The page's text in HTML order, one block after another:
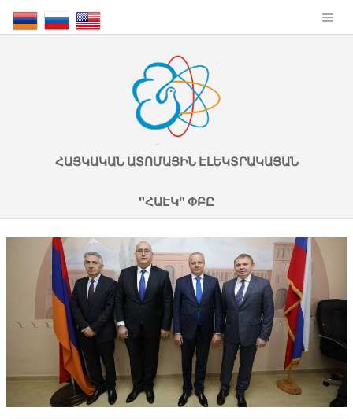
ՀԱՅԿԱԿԱՆ ԱՏՈՄԱՅԻՆ ԷԼԵԿՏՐԱԿԱՅԱՆ
"ՀԱԷԿ" ՓԲԸ